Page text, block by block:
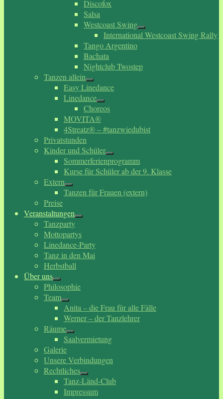
Discofox
Salsa
Westcoast Swing
International Westcoast Swing Rally
Tango Argentino
Bachata
Nightclub Twostep
Tanzen allein
Easy Linedance
Linedance
Choreos
MOVITA®
4Streatz® – #tanzwiedubist
Privatstunden
Kinder und Schüler
Sommerferienprogramm
Kurse für Schüler ab der 9. Klasse
Extern
Tanzen für Frauen (extern)
Preise
Veranstaltungen
Tanzparty
Mottopartys
Linedance-Party
Tanz in den Mai
Herbstball
Über uns
Philosophie
Team
Anita – die Frau für alle Fälle
Werner – der Tanzlehrer
Räume
Saalvermietung
Galerie
Unsere Verbindungen
Rechtliches
Tanz-Länd-Club
Impressum